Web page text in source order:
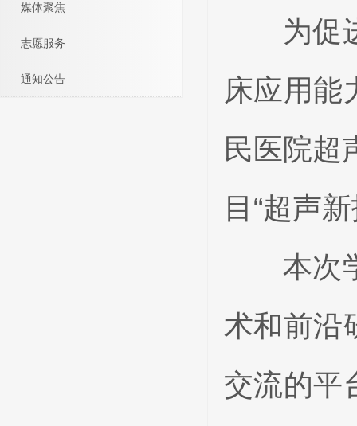
为促进
床应用能
民医院超
目“超声
本次学
术和前沿
交流的平
媒体聚焦
志愿服务
通知公告